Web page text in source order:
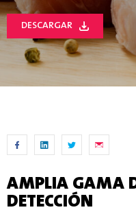
DESCARGAR
AMPLIA GAMA
DETECCIÓN